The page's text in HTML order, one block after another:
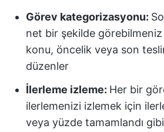
Görev kategorizasyonu:
net bir şekilde
konu, öncelik veya son
düzenler
İlerleme izleme: Her bir
ilerlemenizi izlemek için
veya yüzde tamamlandı